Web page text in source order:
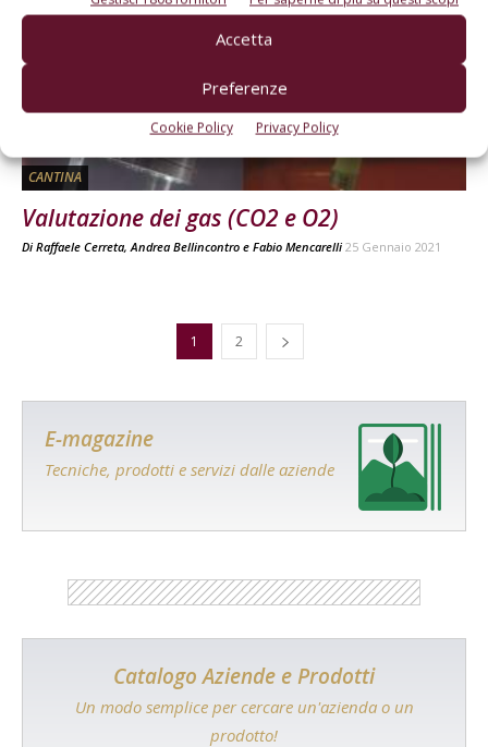
Accetta
Preferenze
Cookie Policy Privacy Policy
CANTINA
Valutazione dei gas (CO2 e O2)
Di Raffaele Cerreta, Andrea Bellincontro e Fabio Mencarelli 25 Gennaio 2021
1 2
E-magazine
Tecniche, prodotti e servizi dalle aziende
Catalogo Aziende e Prodotti
Un modo semplice per cercare un'azienda o un
prodotto!